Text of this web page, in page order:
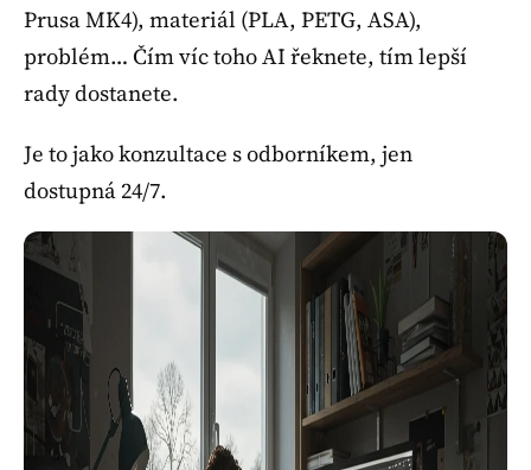
Prusa MK4), materiál (PLA, PETG, ASA),
problém… Čím víc toho AI řeknete, tím lepší
rady dostanete.
Je to jako konzultace s odborníkem, jen
dostupná 24/7.